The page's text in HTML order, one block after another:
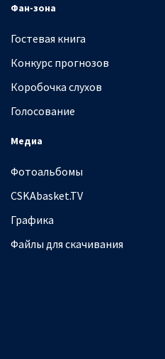
Фан-зона
Гостевая книга
Конкурс прогнозов
Коробочка слухов
Голосование
Медиа
Фотоальбомы
CSKAbasket.TV
Графика
Файлы для скачивания